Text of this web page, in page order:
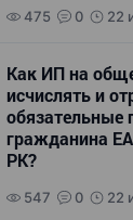
475 0 22
Как ИП на
исчислять и
обязательные
гражданина
РК?
547 0 22